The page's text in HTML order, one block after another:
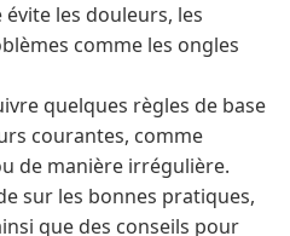
les douleurs, les
comme les ongles
quelques règles de base
courantes, comme
de manière irrégulière.
sur les bonnes pratiques,
que des conseils pour